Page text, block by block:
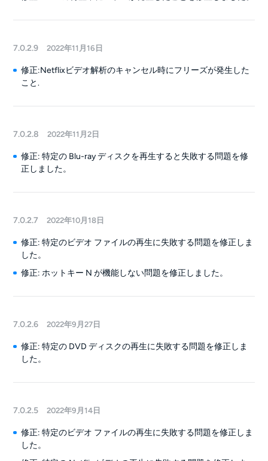
7.0.2.9 2022年11月16日
修正:Netflixビデオ解析のキャンセル時にフリーズが発生した
こと.
7.0.2.8 2022年11月2日
修正: 特定の Blu-ray ディスクを再生すると失敗する問題を修
正しました。
7.0.2.7 2022年10月18日
修正: 特定のビデオ ファイルの再生に失敗する問題を修正しま
した。
修正: ホットキー N が機能しない問題を修正しました。
7.0.2.6 2022年9月27日
修正: 特定の DVD ディスクの再生に失敗する問題を修正しま
した。
7.0.2.5 2022年9月14日
修正: 特定のビデオ ファイルの再生に失敗する問題を修正しま
した。